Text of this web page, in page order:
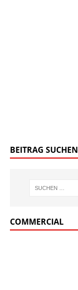
BEITRAG SUCHEN
COMMERCIAL